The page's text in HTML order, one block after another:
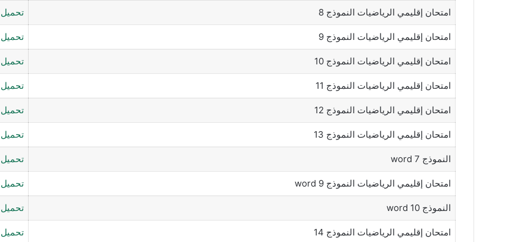
امتحان إقليمي الرياضيات النموذج 8 تحميل
امتحان إقليمي الرياضيات النموذج 9 تحميل
امتحان إقليمي الرياضيات النموذج 10 تحميل
امتحان إقليمي الرياضيات النموذج 11 تحميل
امتحان إقليمي الرياضيات النموذج 12 تحميل
امتحان إقليمي الرياضيات النموذج 13 تحميل
النموذج 7 word تحميل
امتحان إقليمي الرياضيات النموذج 9 word تحميل
النموذج 10 word تحميل
امتحان إقليمي الرياضيات النموذج 14 تحميل